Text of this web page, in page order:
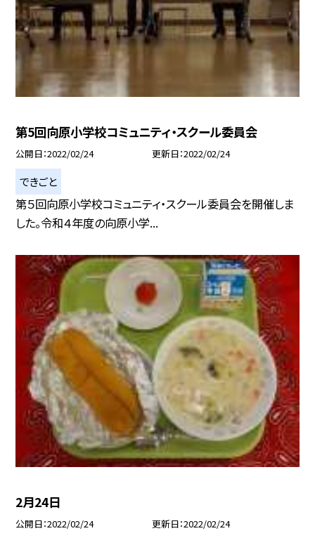
第5回向原小学校コミュニティ・スクール委員会
公開日 2022/02/24 更新日 2022/02/24
できごと
第５回向原小学校コミュニティ・スクール委員会を開催しま
した。令和４年度の向原小学...
2月24日
公開日 2022/02/24 更新日 2022/02/24